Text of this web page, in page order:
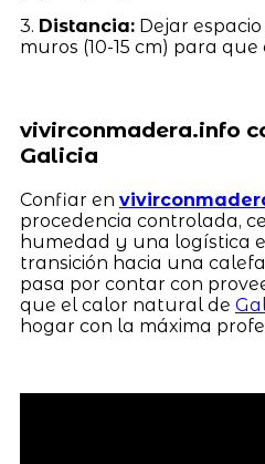
3. Distancia:Dejar
muros (10-15 cm) para que
vivirconmadera.info
Galicia
Confiar en
procedencia controlada,
humedad y una logística
transición hacia una
pasa por contar con
que el calor natural de
hogar con la máxima